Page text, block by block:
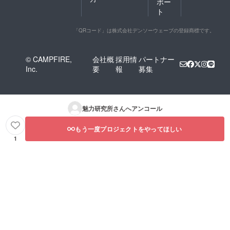
ト
「QRコード」は株式会社デンソーウェーブの登録商標です。
© CAMPFIRE,
Inc.
会社概
要
採用情
報
パートナー
募集
魅力研究所さんへアンコール
1
もう一度プロジェクトをやってほしい